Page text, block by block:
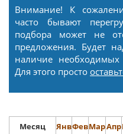
Внимание! К
часто бывают
подбора может не
предложения. Будет
наличие необходимых
Для этого просто
Месяц ЯнвФевМарАпр